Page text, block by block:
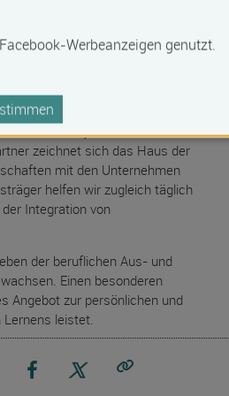
Seminare zu aktuellen
erstellt für jeden Kunden ein
zeichnet sich das Haus der
mit den Unternehmen
helfen wir zugleich täglich
Integration von
der beruflichen Aus- und
Einen besonderen
Angebot zur persönlichen und
Lernens leistet.
teilen
auf LinkedIn teilen
Seite auf Facebook teilen
Seite auf X teilen
Werbeanzeigen genutzt.